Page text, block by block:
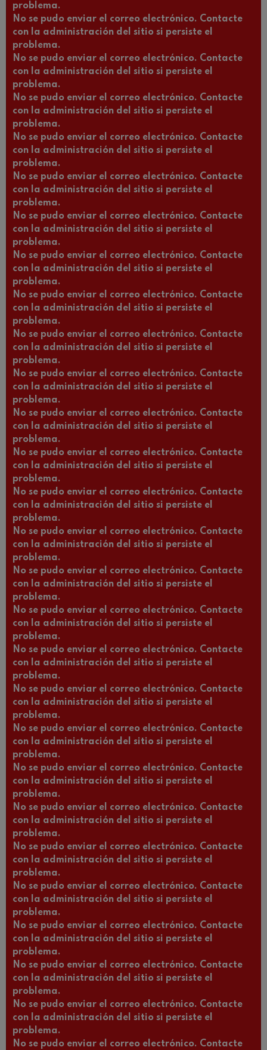
problema.
No se pudo enviar el correo electrónico. Contacte
con la administración del sitio si persiste el
problema.
No se pudo enviar el correo electrónico. Contacte
con la administración del sitio si persiste el
problema.
No se pudo enviar el correo electrónico. Contacte
con la administración del sitio si persiste el
problema.
No se pudo enviar el correo electrónico. Contacte
con la administración del sitio si persiste el
problema.
No se pudo enviar el correo electrónico. Contacte
con la administración del sitio si persiste el
problema.
No se pudo enviar el correo electrónico. Contacte
con la administración del sitio si persiste el
problema.
No se pudo enviar el correo electrónico. Contacte
con la administración del sitio si persiste el
problema.
No se pudo enviar el correo electrónico. Contacte
con la administración del sitio si persiste el
problema.
No se pudo enviar el correo electrónico. Contacte
con la administración del sitio si persiste el
problema.
No se pudo enviar el correo electrónico. Contacte
con la administración del sitio si persiste el
problema.
No se pudo enviar el correo electrónico. Contacte
con la administración del sitio si persiste el
problema.
No se pudo enviar el correo electrónico. Contacte
con la administración del sitio si persiste el
problema.
No se pudo enviar el correo electrónico. Contacte
con la administración del sitio si persiste el
problema.
No se pudo enviar el correo electrónico. Contacte
con la administración del sitio si persiste el
problema.
No se pudo enviar el correo electrónico. Contacte
con la administración del sitio si persiste el
problema.
No se pudo enviar el correo electrónico. Contacte
con la administración del sitio si persiste el
problema.
No se pudo enviar el correo electrónico. Contacte
con la administración del sitio si persiste el
problema.
No se pudo enviar el correo electrónico. Contacte
con la administración del sitio si persiste el
problema.
No se pudo enviar el correo electrónico. Contacte
con la administración del sitio si persiste el
problema.
No se pudo enviar el correo electrónico. Contacte
con la administración del sitio si persiste el
problema.
No se pudo enviar el correo electrónico. Contacte
con la administración del sitio si persiste el
problema.
No se pudo enviar el correo electrónico. Contacte
con la administración del sitio si persiste el
problema.
No se pudo enviar el correo electrónico. Contacte
con la administración del sitio si persiste el
problema.
No se pudo enviar el correo electrónico. Contacte
con la administración del sitio si persiste el
problema.
No se pudo enviar el correo electrónico. Contacte
con la administración del sitio si persiste el
problema.
No se pudo enviar el correo electrónico. Contacte
con la administración del sitio si persiste el
problema.
No se pudo enviar el correo electrónico. Contacte